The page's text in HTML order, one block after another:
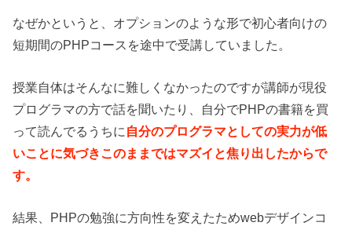
なぜかというと、オプションのような形で初心者向けの
短期間のPHPコースを途中で受講していました。
授業自体はそんなに難しくなかったのですが講師が現役
プログラマの方で話を聞いたり、自分でPHPの書籍を買
って読んでるうちに 自分のプログラマとしての実力が低
いことに気づきこのままではマズイと焦り出したからで
す。
結果、PHPの勉強に方向性を変えたためwebデザインコ